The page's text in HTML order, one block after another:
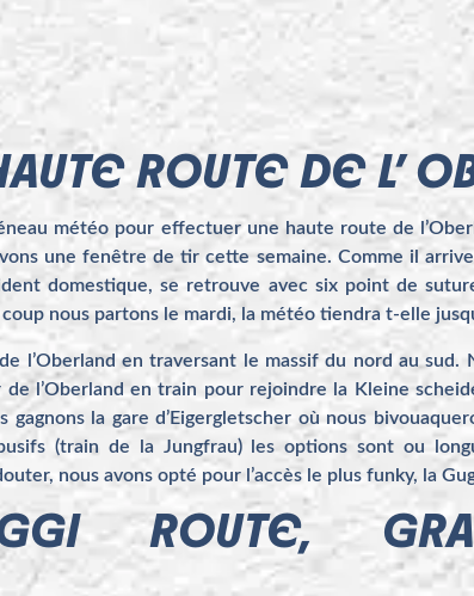
ROUTE DE L’
météo pour effectuer une haute route de
une fenêtre de tir cette semaine. Comme il
domestique, se retrouve avec six point de
nous partons le mardi, la météo tiendra t-elle
l’Oberland en traversant le massif du nord au
de l’Oberland en train pour rejoindre la Kleine
gagnons la gare d’Eigergletscher où nous
(train de la Jungfrau) les options sont ou
nous avons opté pour l’accès le plus funky, la
ROUTE,